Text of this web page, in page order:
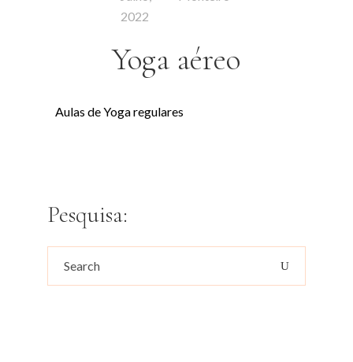
2022
Yoga aéreo
Aulas de Yoga regulares
Pesquisa:
Search
for: